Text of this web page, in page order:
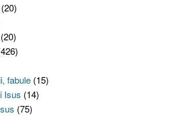
(20)
(20)
fabule (15)
Isus (14)
(75)